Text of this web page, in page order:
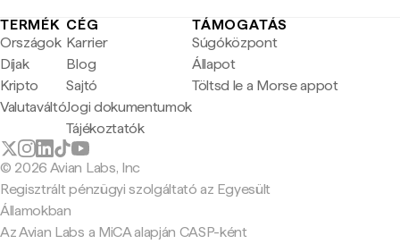
TERMÉK
Országok
Díjak
Kripto
Valutaváltó
CÉG
Karrier
Blog
Sajtó
Jogi dokumentumok
Tájékoztatók
TÁMOGATÁS
Súgóközpont
Állapot
Töltsd le a Morse appot
© 2026 Avian Labs, Inc
Regisztrált pénzügyi szolgáltató az Egyesült
Államokban
Az Avian Labs a MiCA alapján CASP-ként